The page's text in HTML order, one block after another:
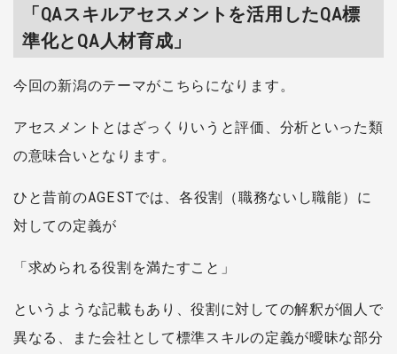
「QAスキルアセスメントを活用したQA標
準化とQA人材育成」
今回の新潟のテーマがこちらになります。
アセスメントとはざっくりいうと評価、分析といった類
の意味合いとなります。
ひと昔前のAGESTでは、各役割（職務ないし職能）に
対しての定義が
「求められる役割を満たすこと」
というような記載もあり、役割に対しての解釈が個人で
異なる、また会社として標準スキルの定義が曖昧な部分